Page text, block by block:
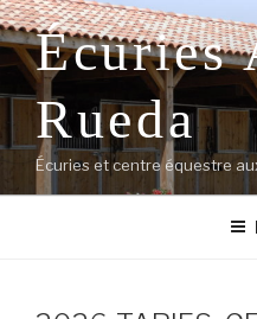
Aller
au
contenu
principal
Écuries
Rueda
Écuries et centre équestre